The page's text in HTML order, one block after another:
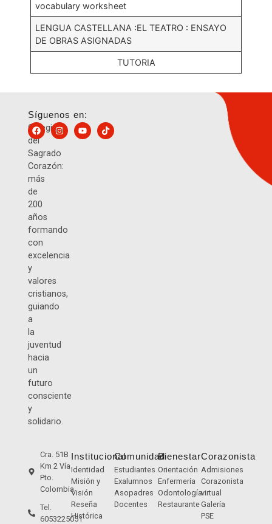
vocabulary worksheet
LENGUA CASTELLANA :EL TEATRO : ENSAYO
DE OBRAS ASIGNADAS
TUTORIA
Colegio
del
Sagrado
Corazón:
más
de
200
años
formando
con
excelencia
y
valores
cristianos,
guiando
a
la
juventud
hacia
un
futuro
consciente
y
solidario.
Síguenos en:
Cra. 51B
Km 2 Vía
Pto.
Colombia
Tel.
6053225051
Institucional
Identidad
Misión y
Visión
Reseña
Histórica
Comunidad
Estudiantes
Exalumnos
Asopadres
Docentes
Bienestar
Orientación
Enfermería
Odontología
Restaurante
Corazonista
Admisiones
Corazonista
virtual
Galería
PSE